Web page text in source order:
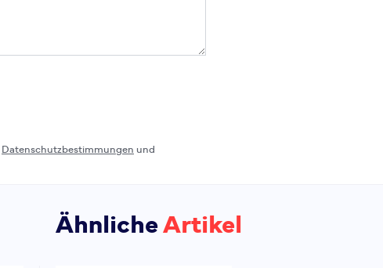
Datenschutzbestimmungen und
ÄhnlicheArtikel